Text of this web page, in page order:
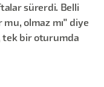
sürerdi. Belli
mu, olmaz mı" diye
tek bir oturumda